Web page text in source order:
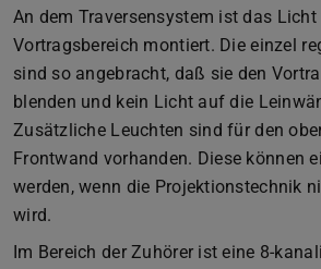
An dem Traversensystem ist das Licht
Vortragsbereich montiert. Die einzel
sind so angebracht, daß sie den
blenden und kein Licht auf die
Zusätzliche Leuchten sind für den
Frontwand vorhanden. Diese können
werden, wenn die Projektionstechnik
wird.
Im Bereich der Zuhörer ist eine 8-